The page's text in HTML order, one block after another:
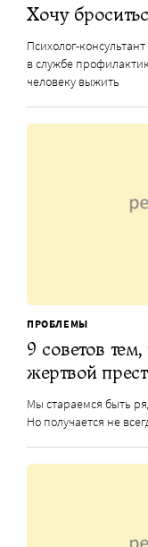
Хочу
Психолог-
в службе
человеку выжить
ПРОБЛЕМЫ
9 советов
жертвой
Мы стараемся быть
Но получается не